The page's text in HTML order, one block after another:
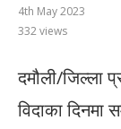
4th May 2023
332views
दमौली/जिल्ला
विदाका दिनमा